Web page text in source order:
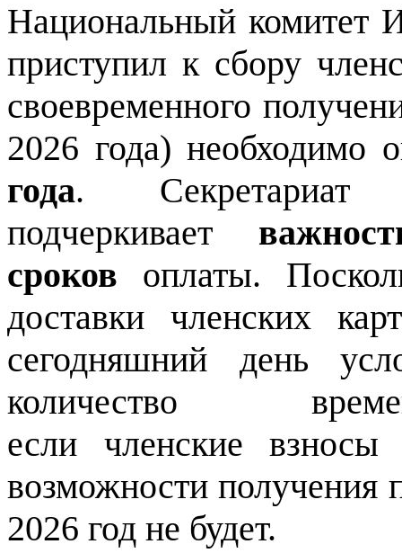
Национальный
приступил к сбору
своевременного
2026 года) необходимо
года. Секретариат
подчеркивает
сроков оплаты.
доставки членских
сегодняшний день
количество
если членские
возможности получения
2026 год не будет.